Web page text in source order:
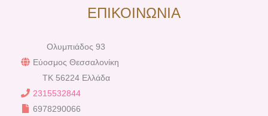
ΕΠΙΚΟΙΝΩΝΙΑ
Ολυμπιάδος 93
Εύοσμος Θεσσαλονίκη
TK 56224 Ελλάδα
2315532844
6978290066